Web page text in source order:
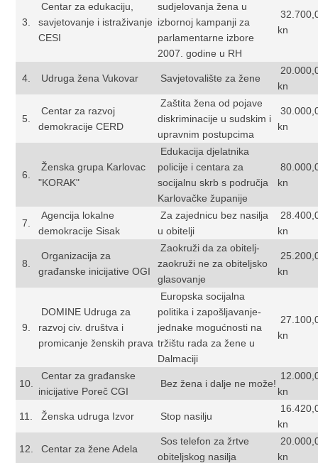
3.
Centar za edukaciju,
savjetovanje i istraživanje
CESI
sudjelovanja žena u
izbornoj kampanji za
parlamentarne izbore
2007. godine u RH
kn
4. Udruga žena Vukovar Savjetovalište za žene
kn
5.
Centar za razvoj
demokracije CERD
Zaštita žena od pojave
diskriminacije u sudskim i
upravnim postupcima
kn
6.
Ženska grupa Karlovac
"KORAK"
Edukacija djelatnika
policije i centara za
socijalnu skrb s područja
Karlovačke županije
kn
7.
Agencija lokalne
demokracije Sisak
Za zajednicu bez nasilja
u obitelji
kn
8.
Organizacija za
građanske inicijative OGI
Zaokruži da za obitelj-
zaokruži ne za obiteljsko
glasovanje
kn
9.
DOMINE Udruga za
razvoj civ. društva i
promicanje ženskih prava
Europska socijalna
politika i zapošljavanje-
jednake mogućnosti na
tržištu rada za žene u
Dalmaciji
kn
10.
Centar za građanske
inicijative Poreč CGI
Bez žena i dalje ne može!
kn
11. Ženska udruga Izvor Stop nasilju
kn
12. Centar za žene Adela
Sos telefon za žrtve
obiteljskog nasilja
kn